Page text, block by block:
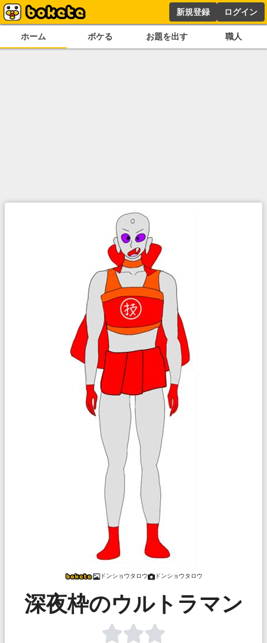
新規登録 ログイン
ホーム ボケる お題を出す 職人
ドンショウタロウ ドンショウタロウ
深夜枠のウルトラマン